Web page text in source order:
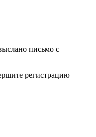
письмо с
регистрацию